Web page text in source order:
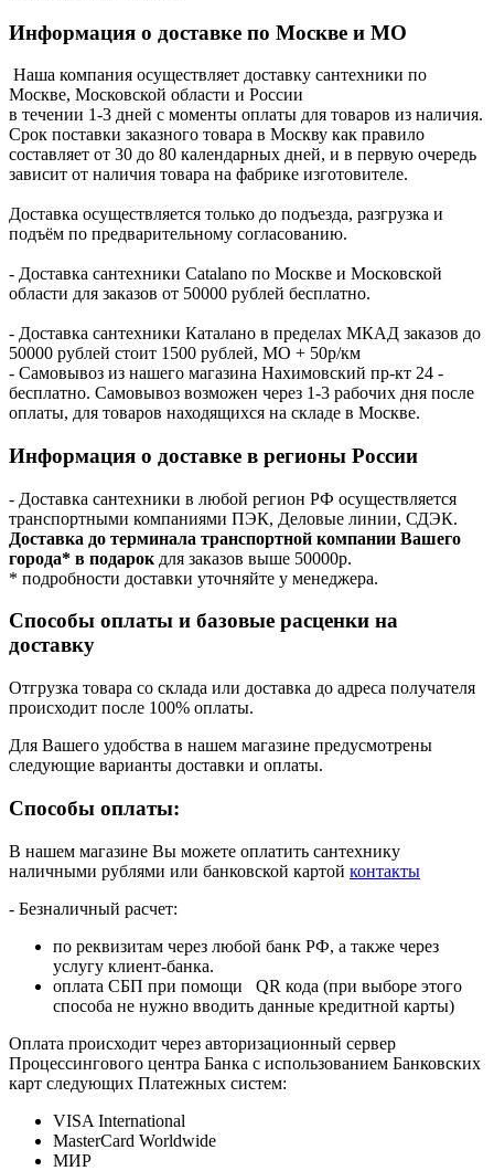
Информация о доставке по Москве и МО
Наша компания осуществляет доставку сантехники по
Москве, Московской области и России
в течении 1-3 дней с моменты оплаты для товаров из наличия.
Срок поставки заказного товара в Москву как правило
составляет от 30 до 80 календарных дней, и в первую очередь
зависит от наличия товара на фабрике изготовителе.
Доставка осуществляется только до подъезда, разгрузка и
подъём по предварительному согласованию.
- Доставка сантехники Catalano по Москве и Московской
области для заказов от 50000 рублей бесплатно.
- Доставка сантехники Каталано в пределах МКАД заказов до
50000 рублей стоит 1500 рублей, МО + 50р/км
- Самовывоз из нашего магазина Нахимовский пр-кт 24 -
бесплатно. Самовывоз возможен через 1-3 рабочих дня после
оплаты, для товаров находящихся на складе в Москве.
Информация о доставке в регионы России
- Доставка сантехники в любой регион РФ осуществляется
транспортными компаниями ПЭК, Деловые линии, СДЭК.
Доставка до терминала транспортной компании Вашего
города* в подарок для заказов выше 50000р.
* подробности доставки уточняйте у менеджера.
Способы оплаты и базовые расценки на
доставку
Отгрузка товара со склада или доставка до адреса получателя
происходит после 100% оплаты.
Для Вашего удобства в нашем магазине предусмотрены
следующие варианты доставки и оплаты.
Способы оплаты:
В нашем магазине Вы можете оплатить сантехнику
наличными рублями или банковской картой контакты
- Безналичный расчет:
по реквизитам через любой банк РФ, а также через
услугу клиент-банка.
оплата СБП при помощи QR кода (при выборе этого
способа не нужно вводить данные кредитной карты)
Оплата происходит через авторизационный сервер
Процессингового центра Банка с использованием Банковских
карт следующих Платежных систем:
VISA International
MasterCard Worldwide
МИР